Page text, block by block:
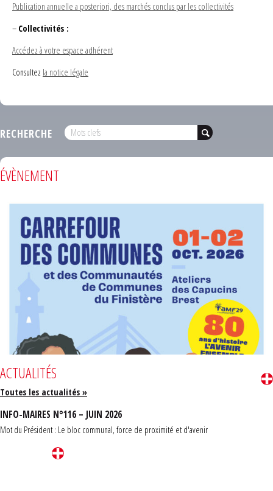
Publication annuelle a posteriori, des marchés conclus par les collectivités
– Collectivités :
Accédez à votre espace adhérent
Consultez la notice légale
RECHERCHE
ÉVÈNEMENT
ACTUALITÉS
Toutes les actualités »
INFO-MAIRES N°116 – JUIN 2026
Mot du Président : Le bloc communal, force de proximité et d'avenir